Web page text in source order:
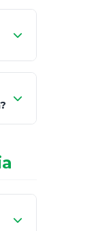
"Link